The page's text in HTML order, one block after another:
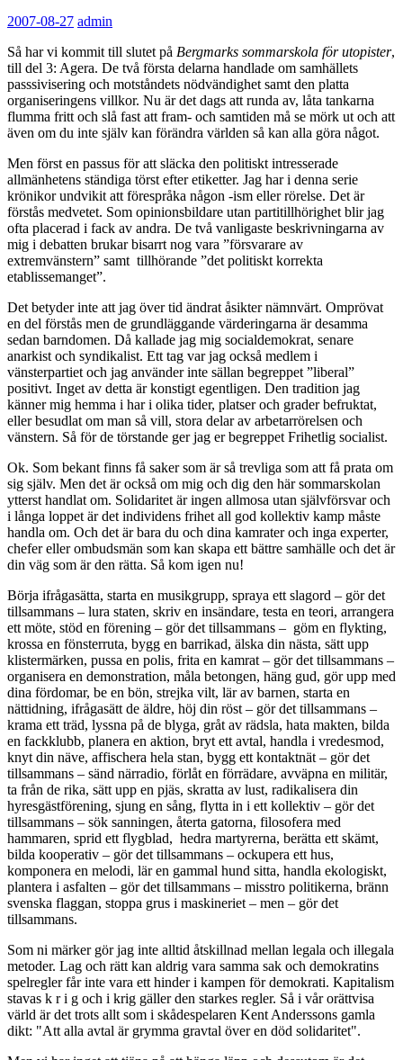
2007-08-27 admin
Så har vi kommit till slutet på Bergmarks sommarskola för utopister,
till del 3: Agera. De två första delarna handlade om samhällets
passsivisering och motståndets nödvändighet samt den platta
organiseringens villkor. Nu är det dags att runda av, låta tankarna
flumma fritt och slå fast att fram- och samtiden må se mörk ut och att
även om du inte själv kan förändra världen så kan alla göra något.
Men först en passus för att släcka den politiskt intresserade
allmänhetens ständiga törst efter etiketter. Jag har i denna serie
krönikor undvikit att förespråka någon -ism eller rörelse. Det är
förstås medvetet. Som opinionsbildare utan partitillhörighet blir jag
ofta placerad i fack av andra. De två vanligaste beskrivningarna av
mig i debatten brukar bisarrt nog vara ”försvarare av
extremvänstern” samt tillhörande ”det politiskt korrekta
etablissemanget”.
Det betyder inte att jag över tid ändrat åsikter nämnvärt. Omprövat
en del förstås men de grundläggande värderingarna är desamma
sedan barndomen. Då kallade jag mig socialdemokrat, senare
anarkist och syndikalist. Ett tag var jag också medlem i
vänsterpartiet och jag använder inte sällan begreppet ”liberal”
positivt. Inget av detta är konstigt egentligen. Den tradition jag
känner mig hemma i har i olika tider, platser och grader befruktat,
eller besudlat om man så vill, stora delar av arbetarrörelsen och
vänstern. Så för de törstande ger jag er begreppet Frihetlig socialist.
Ok. Som bekant finns få saker som är så trevliga som att få prata om
sig själv. Men det är också om mig och dig den här sommarskolan
ytterst handlat om. Solidaritet är ingen allmosa utan självförsvar och
i långa loppet är det individens frihet all god kollektiv kamp måste
handla om. Och det är bara du och dina kamrater och inga experter,
chefer eller ombudsmän som kan skapa ett bättre samhälle och det är
din väg som är den rätta. Så kom igen nu!
Börja ifrågasätta, starta en musikgrupp, spraya ett slagord – gör det
tillsammans – lura staten, skriv en insändare, testa en teori, arrangera
ett möte, stöd en förening – gör det tillsammans – göm en flykting,
krossa en fönsterruta, bygg en barrikad, älska din nästa, sätt upp
klistermärken, pussa en polis, frita en kamrat – gör det tillsammans –
organisera en demonstration, måla betongen, häng gud, gör upp med
dina fördomar, be en bön, strejka vilt, lär av barnen, starta en
nättidning, ifrågasätt de äldre, höj din röst – gör det tillsammans –
krama ett träd, lyssna på de blyga, gråt av rädsla, hata makten, bilda
en fackklubb, planera en aktion, bryt ett avtal, handla i vredesmod,
knyt din näve, affischera hela stan, bygg ett kontaktnät – gör det
tillsammans – sänd närradio, förlåt en förrädare, avväpna en militär,
ta från de rika, sätt upp en pjäs, skratta av lust, radikalisera din
hyresgästförening, sjung en sång, flytta in i ett kollektiv – gör det
tillsammans – sök sanningen, återta gatorna, filosofera med
hammaren, sprid ett flygblad, hedra martyrerna, berätta ett skämt,
bilda kooperativ – gör det tillsammans – ockupera ett hus,
komponera en melodi, lär en gammal hund sitta, handla ekologiskt,
plantera i asfalten – gör det tillsammans – misstro politikerna, bränn
svenska flaggan, stoppa grus i maskineriet – men – gör det
tillsammans.
Som ni märker gör jag inte alltid åtskillnad mellan legala och illegala
metoder. Lag och rätt kan aldrig vara samma sak och demokratins
spelregler får inte vara ett hinder i kampen för demokrati. Kapitalism
stavas k r i g och i krig gäller den starkes regler. Så i vår orättvisa
värld är det trots allt som i skådespelaren Kent Anderssons gamla
dikt: "Att alla avtal är grymma gravtal över en död solidaritet".